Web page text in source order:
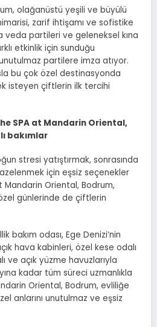
olağanüstü yeşili ve büyülü
zarif ihtişamı ve sofistike
veda partileri ve geleneksel kına
etkinlik için sunduğu
partilere imza atıyor.
bu çok özel destinasyonda
isteyen çiftlerin ilk tercihi
SPA at Mandarin Oriental,
bakımlar
stresi yatıştırmak, sonrasında
için eşsiz seçenekler
Mandarin Oriental, Bodrum,
günlerinde de çiftlerin
bakım odası, Ege Denizi’nin
hava kabinleri, özel kese odalı
ve açık yüzme havuzlarıyla
kadar tüm süreci uzmanlıkla
Oriental, Bodrum, evliliğe
anlarını unutulmaz ve eşsiz